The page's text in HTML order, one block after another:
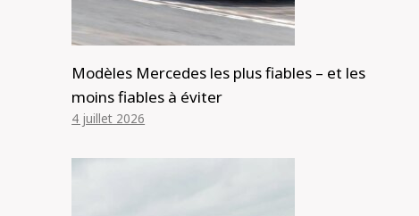
Le rival du Toyota HiLux GR Sport et
du Nissan Navara Pro-4X Warrior
révélé avant la date de lancement
officielle : l'Isuzu D-Max Blade 2025
Modèles Mercedes les plus fiables – et les
moins fiables à éviter
4 juillet 2026